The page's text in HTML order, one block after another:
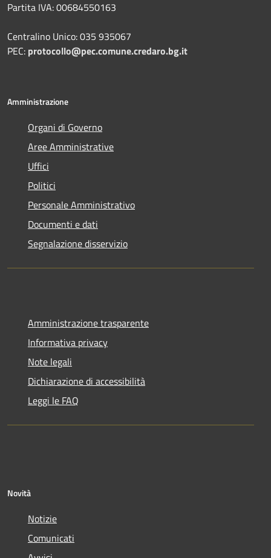
Partita IVA: 00684550163
Centralino Unico: 035 935067
PEC: protocollo@pec.comune.credaro.bg.it
Amministrazione
Organi di Governo
Aree Amministrative
Uffici
Politici
Personale Amministrativo
Documenti e dati
Segnalazione disservizio
Amministrazione trasparente
Informativa privacy
Note legali
Dichiarazione di accessibilità
Leggi le FAQ
Novità
Notizie
Comunicati